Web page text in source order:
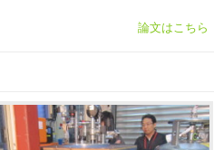
論文はこちら